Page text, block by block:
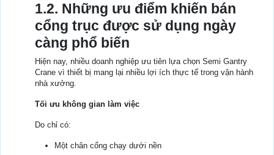
1.2. Những ưu điểm khiến bán
cổng trục được sử dụng ngày
càng phổ biến
Hiện nay, nhiều doanh nghiệp ưu tiên lựa chọn Semi Gantry
Crane vì thiết bị mang lại nhiều lợi ích thực tế trong vận hành
nhà xưởng.
Tối ưu không gian làm việc
Do chỉ có:
Một chân cổng chạy dưới nền